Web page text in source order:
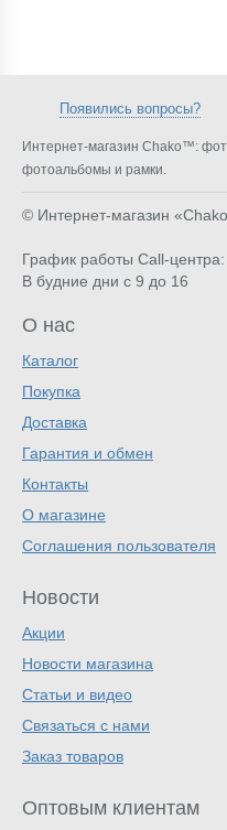
Появились вопросы?
Интернет-магазин Chako™:
фотоальбомы и рамки.
© Интернет-магазин
График работы Call-центра:
В будние дни с 9 до 16
О нас
Каталог
Покупка
Доставка
Гарантия и обмен
Контакты
О магазине
Соглашения пользователя
Новости
Акции
Новости магазина
Статьи и видео
Связаться с нами
Заказ товаров
Оптовым клиентам